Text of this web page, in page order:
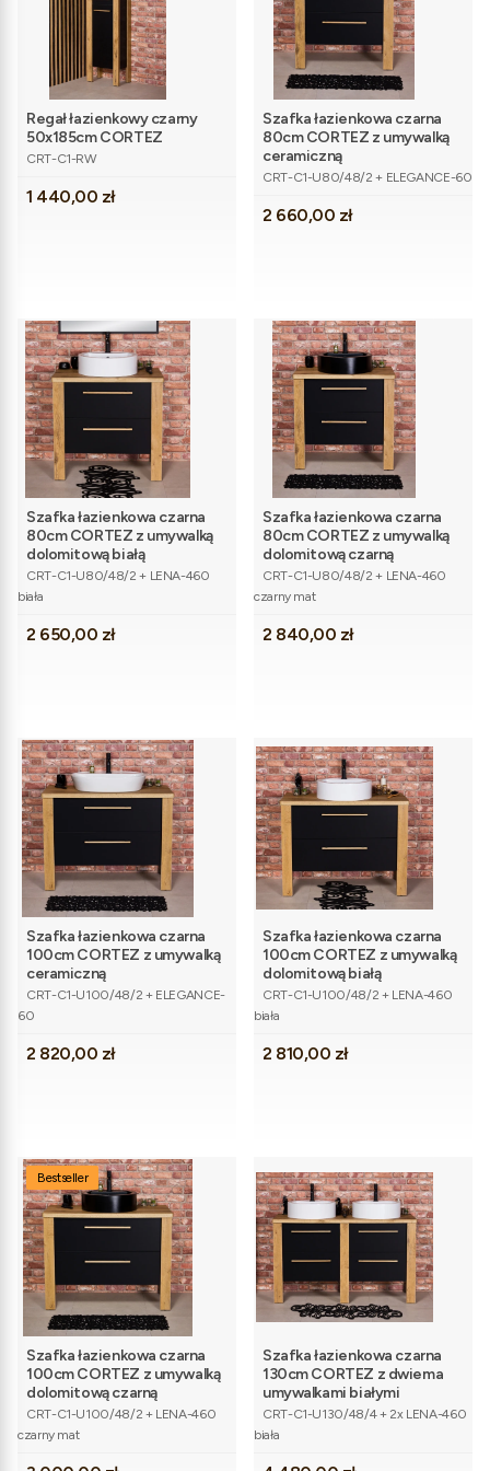
Regał łazienkowy czarny
50x185cm CORTEZ
Kod produktu
CRT-C1-RW
Cena
1 440,00 zł
Szafka łazienkowa czarna
80cm CORTEZ z umywalką
ceramiczną
Kod produktu
CRT-C1-U80/48/2 + ELEGANCE-60
Cena
2 660,00 zł
Szafka łazienkowa czarna
80cm CORTEZ z umywalką
dolomitową białą
Kod produktu
CRT-C1-U80/48/2 + LENA-460
biała
Cena
2 650,00 zł
Szafka łazienkowa czarna
80cm CORTEZ z umywalką
dolomitową czarną
Kod produktu
CRT-C1-U80/48/2 + LENA-460
czarny mat
Cena
2 840,00 zł
Szafka łazienkowa czarna
100cm CORTEZ z umywalką
ceramiczną
Kod produktu
CRT-C1-U100/48/2 + ELEGANCE-
60
Cena
2 820,00 zł
Szafka łazienkowa czarna
100cm CORTEZ z umywalką
dolomitową białą
Kod produktu
CRT-C1-U100/48/2 + LENA-460
biała
Cena
2 810,00 zł
Bestseller
Szafka łazienkowa czarna
100cm CORTEZ z umywalką
dolomitową czarną
Kod produktu
CRT-C1-U100/48/2 + LENA-460
czarny mat
Szafka łazienkowa czarna
130cm CORTEZ z dwiema
umywalkami białymi
Kod produktu
CRT-C1-U130/48/4 + 2x LENA-460
biała